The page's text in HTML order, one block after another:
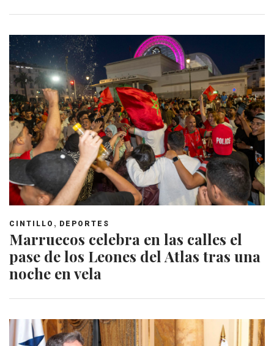
CINTILLO , DEPORTES
Marruecos celebra en las calles el
pase de los Leones del Atlas tras una
noche en vela